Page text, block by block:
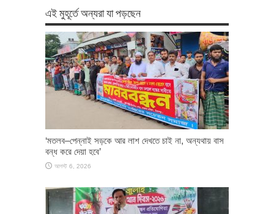
এই মুহূর্তে অন্যরা যা পড়ছেন
‘মতলব–পেন্নাই সড়কে আর লাশ দেখতে চাই না, অন্যথায় বাস
বন্ধ করে দেয়া হবে’
আগস্ট 6, 2026